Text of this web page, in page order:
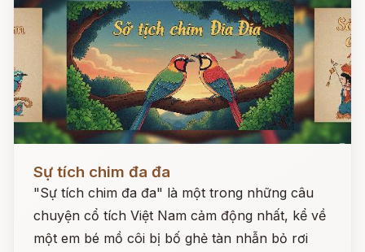
Sự tích chim đa đa
"Sự tích chim đa đa" là một trong những câu
chuyện cổ tích Việt Nam cảm động nhất, kể về
một em bé mồ côi bị bố ghẻ tàn nhẫn bỏ rơi